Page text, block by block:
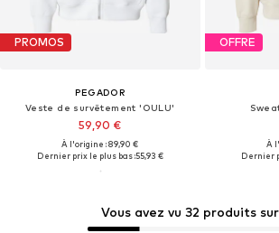
Vous avez vu 32 produits sur
PROMOS
PEGADOR
Veste de survêtement 'OULU'
59,90 €
À l'origine : 89,90 €
Dernier prix le plus bas :55,93 €
OFFRE
À
Dernier